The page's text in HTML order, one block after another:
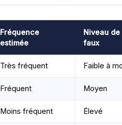
Fréquence
estimée
Niveau
faux
Très fréquent Faible à
Fréquent Moyen
Moins fréquent Élevé